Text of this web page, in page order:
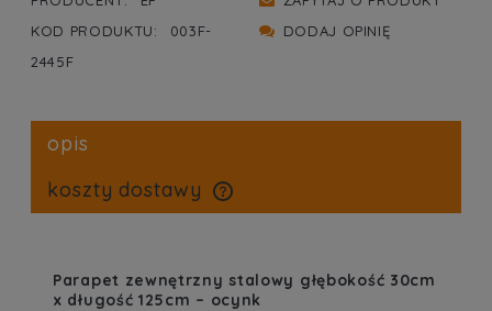
KOD PRODUKTU:
003F-
2445F
DODAJ OPINIĘ
opis
koszty dostawy
Parapet zewnętrzny stalowy głębokość 30cm
x długość 125cm – ocynk